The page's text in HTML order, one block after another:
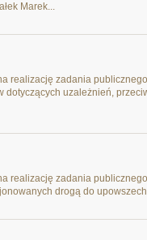
Marek...
realizację zadania
uzależnień,
realizację zadania
drogą do